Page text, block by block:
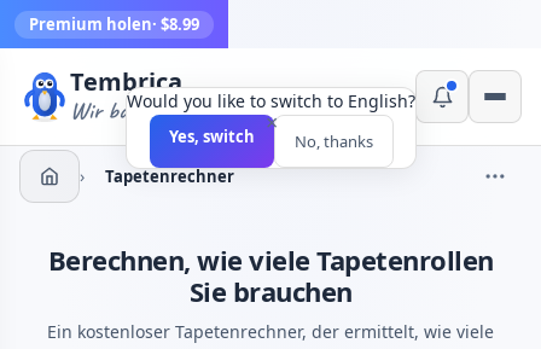
Premium holen· $8.99
Tembrica
Wir bauen Werkzeuge
› Tapetenrechner
Berechnen, wie viele Tapetenrollen
Sie brauchen
Ein kostenloser Tapetenrechner, der ermittelt, wie viele
×
Would you like to switch to English?
Yes, switch No, thanks